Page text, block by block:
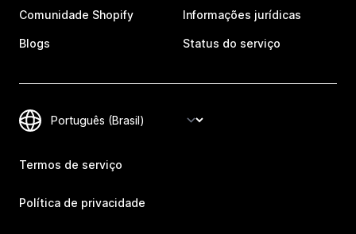
Comunidade Shopify
Blogs
Informações jurídicas
Status do serviço
Termos de serviço
Política de privacidade